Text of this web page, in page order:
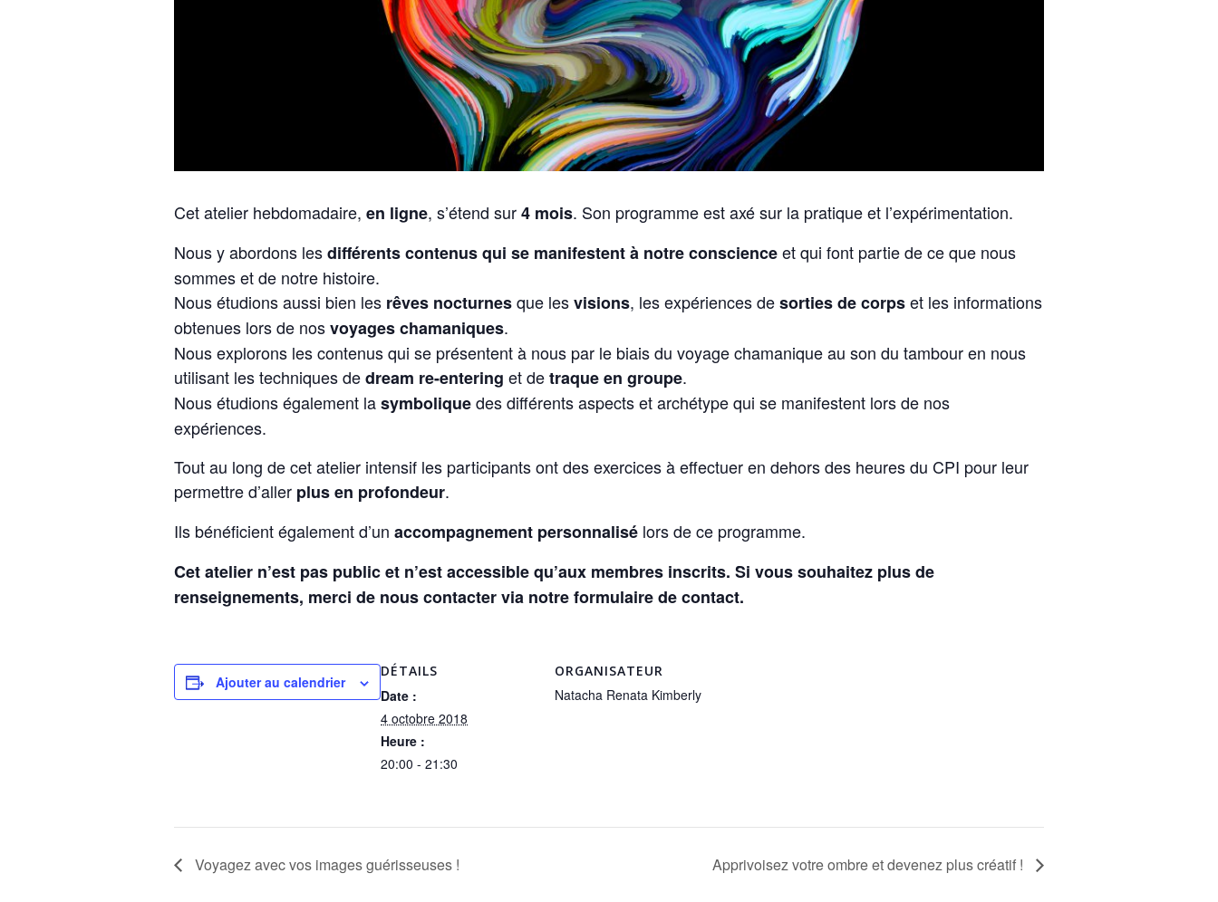
Cet atelier hebdomadaire, en ligne, s’étend sur4 mois. Son programme est axé sur la pratique et l’expérimentation.
Nous y abordons lesdifférents contenus qui se manifestent à notre conscienceet qui font partie de ce que nous
sommes et de notre histoire.
Nous étudions aussi bien les rêves nocturnesque lesvisions, les expériences desorties de corpset les informations
obtenues lors de nosvoyages chamaniques.
Nous explorons les contenus qui se présentent à nous par le biais du voyage chamanique au son du tambour en nous
utilisant les techniques dedream re-entering et detraque en groupe.
Nous étudions également lasymboliquedes différents aspects et archétype qui se manifestent lors de nos
expériences.
Tout au long de cet atelier intensif les participants ont des exercices à effectuer en dehors des heures du CPI pour leur
permettre d’aller plus en profondeur.
Ils bénéficient également d’un accompagnement personnalisé lors de ce programme.
Cet atelier n’est pas public et n’est accessible qu’aux membres inscrits. Si vous souhaitez plus de
renseignements, merci de nous contacter via notre formulaire de contact.
Ajouter au calendrier
DÉTAILS
Date :
4 octobre 2018
Heure :
20:00 - 21:30
ORGANISATEUR
Natacha Renata Kimberly
Voyagez avec vos images guérisseuses ! Apprivoisez votre ombre et devenez plus créatif !